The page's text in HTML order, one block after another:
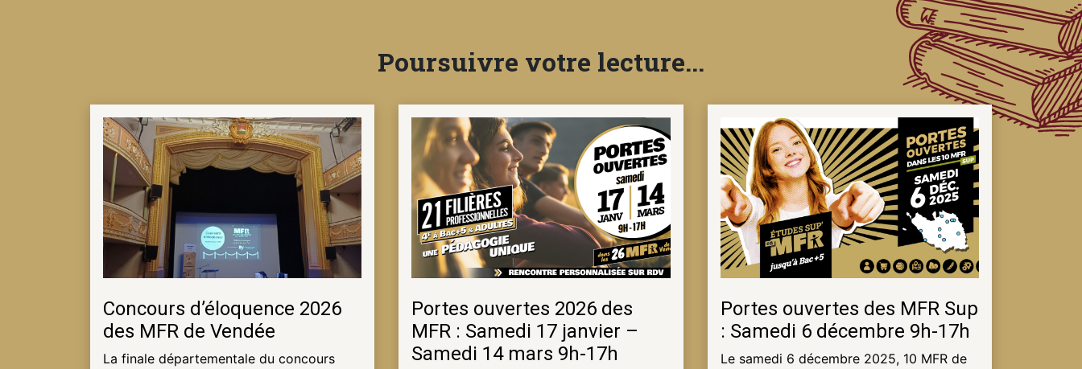
TRAVAILLER
CONTACTER
Poursuivre votre lecture...
Concours d’éloquence 2026
des MFR de Vendée
La finale départementale du concours
Portes ouvertes 2026 des
MFR : Samedi 17 janvier –
Samedi 14 mars 9h-17h
Portes ouvertes des MFR Sup
: Samedi 6 décembre 9h-17h
Le samedi 6 décembre 2025, 10 MFR de